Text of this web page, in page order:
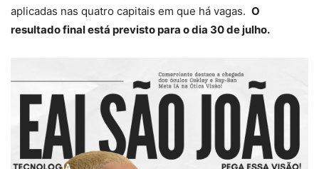
aplicadas nas quatro capitais em que há vagas. O
resultado final está previsto para o dia 30 de julho.